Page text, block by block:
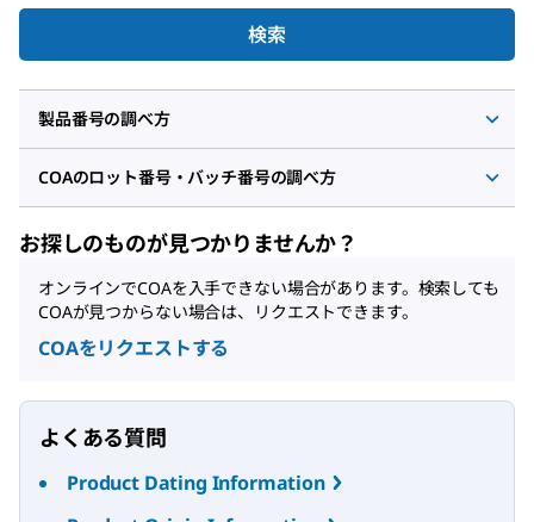
検索
製品番号の調べ方
COAのロット番号・バッチ番号の調べ方
お探しのものが見つかりませんか？
オンラインでCOAを入手できない場合があります。検索しても
COAが見つからない場合は、リクエストできます。
COAをリクエストする
よくある質問
Product Dating Information